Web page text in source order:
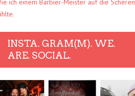
ich einem Barbier-Meister auf die Scheren
INSTA. GRAM(M). WE.
ARE. SOCIAL.